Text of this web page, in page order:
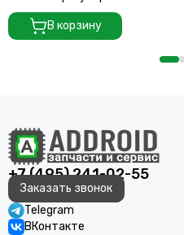
громкости
В корзину
+7 (495) 241-02-55
Заказать звонок
Telegram
ВКонтакте